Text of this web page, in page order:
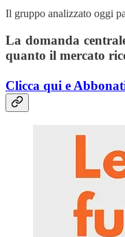
Il gruppo analizzato oggi
La domanda
quanto il mercato
Clicca qui e